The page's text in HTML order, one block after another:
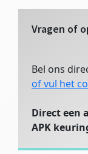
Vragen of
Bel ons
of vul het
Direct een
APK